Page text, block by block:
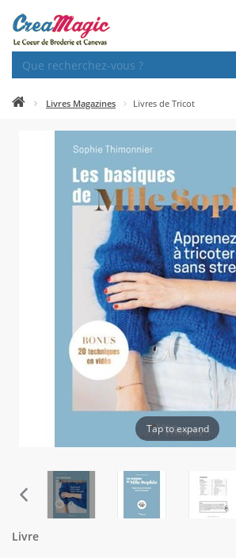
Livres Magazines Livres de Tricot
Tap to expand
Livre